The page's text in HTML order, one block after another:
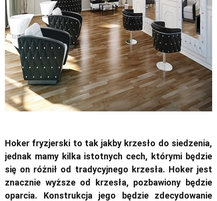
Hoker fryzjerski to tak jakby krzesło do siedzenia,
jednak mamy kilka istotnych cech, którymi będzie
się on różnił od tradycyjnego krzesła. Hoker jest
znacznie wyższe od krzesła, pozbawiony będzie
oparcia. Konstrukcja jego będzie zdecydowanie